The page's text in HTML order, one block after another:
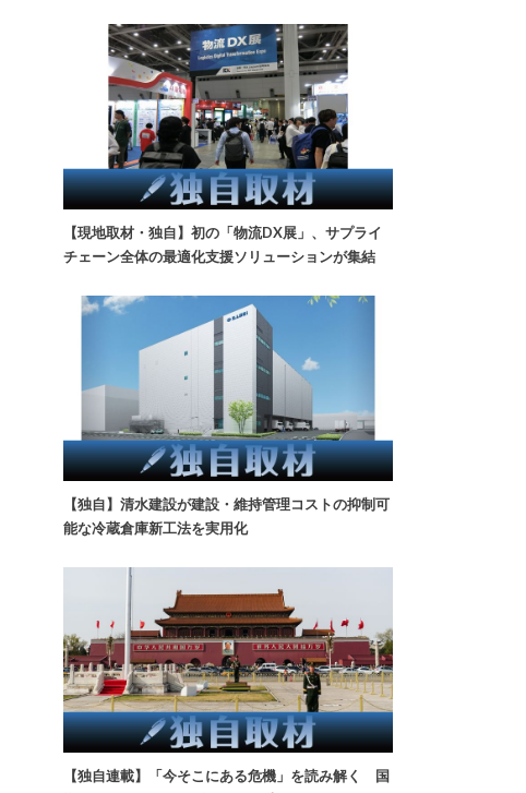
【現地取材・独自】初の「物流DX展」、サプライ
チェーン全体の最適化支援ソリューションが集結
【独自】清水建設が建設・維持管理コストの抑制可
能な冷蔵倉庫新工法を実用化
【独自連載】「今そこにある危機」を読み解く 国